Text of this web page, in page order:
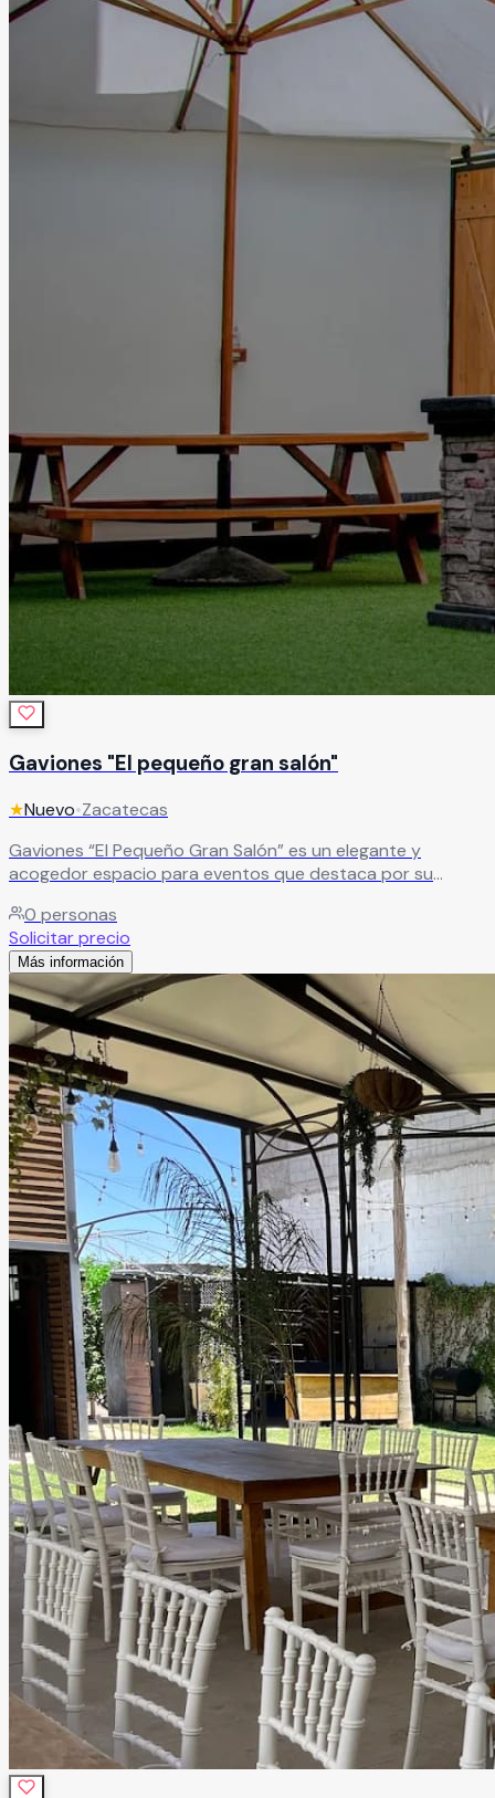
perfecta para compartir junto a familiares y amigos. En Ex-
Hacienda Las Mercedes la historia y la elegancia se unen
para brindar celebraciones memorables en un entorno
lleno de carácter y distinción.
Gaviones "El pequeño gran salón"
★Nuevo•Zacatecas
Gaviones “El Pequeño Gran Salón” es un elegante y
acogedor espacio para eventos que destaca por su
sofisticada llena de encanto. El recinto cuenta con una
hermosa estructura rodeada por una barda curva de
piedra de río que da origen a su nombre, además de un
interior con iluminación espectacular, área de cocina,
barra para bebidas y sistema de sonido, creando el
ambiente perfecto para celebraciones memorables.
También dispone de un jardín exterior con bancas tipo
pícnic y sombrillas gigantes, ideal para bodas íntimas,
aniversarios, cumpleaños, reuniones familiares y eventos
sociales especiales.
Leer más
0 personas
Solicitar precio
Más información